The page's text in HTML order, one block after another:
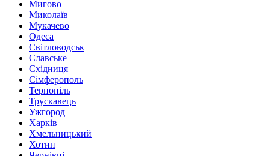
Мигово
Миколаїв
Мукачево
Одеса
Світловодськ
Славське
Східниця
Сімферополь
Тернопіль
Трускавець
Ужгород
Харків
Хмельницький
Хотин